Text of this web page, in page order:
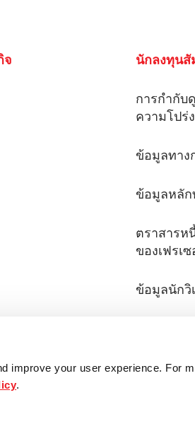
improve your user experience. For
.
จ นักลงทุนสั
การกํากับ
ความโปร่
ข้อมูลทาง
ข้อมูลหลัก
ตราสารห
ของเฟรเ
ข้อมูลนักวิ
ติดต่อนัก